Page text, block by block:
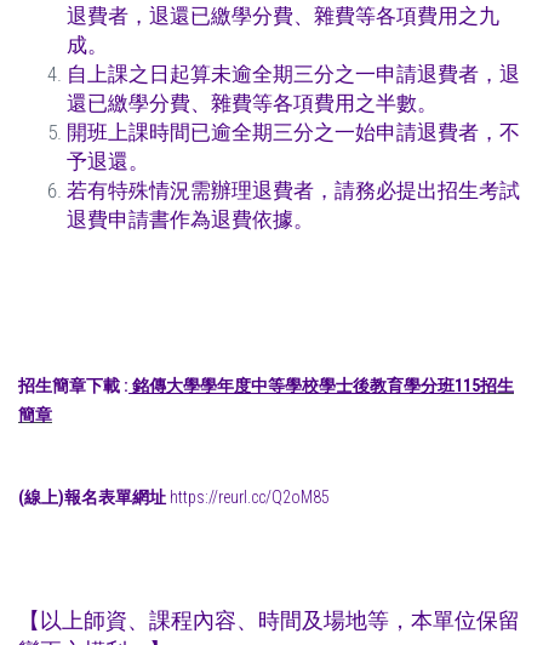
退費者，退還已繳學分費、雜費等各項費用之九
成。
自上課之日起算未逾全期三分之一申請退費者，退
還已繳學分費、雜費等各項費用之半數。
開班上課時間已逾全期三分之一始申請退費者，不
予退還。
若有特殊情況需辦理退費者，請務必提出招生考試
退費申請書作為退費依據。
招生簡章下載 : 銘傳大學學年度中等學校學士後教育學分班115招生
簡章
(線上)報名表單網址 https://reurl.cc/Q2oM85
【以上師資、課程內容、時間及場地等，本單位保留